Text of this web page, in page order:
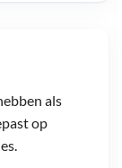
als
op